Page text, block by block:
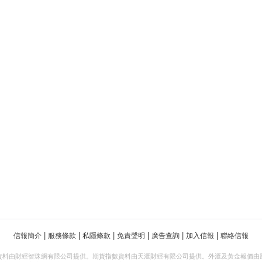
信報簡介 服務條款 私隱條款 免責聲明 廣告查詢 加入信報 聯絡信報
料由財經智珠網有限公司提供。期貨指數資料由天滙財經有限公司提供。外滙及黃金報價由